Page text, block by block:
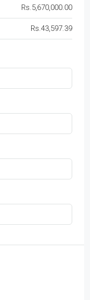
Rs.5,670,000.00
Rs.43,597.39